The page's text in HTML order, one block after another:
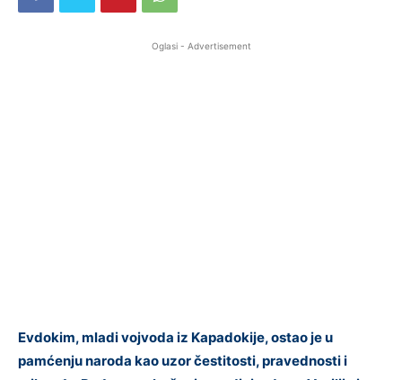
Oglasi - Advertisement
Evdokim, mladi vojvoda iz Kapadokije, ostao je u
pamćenju naroda kao uzor čestitosti, pravednosti i